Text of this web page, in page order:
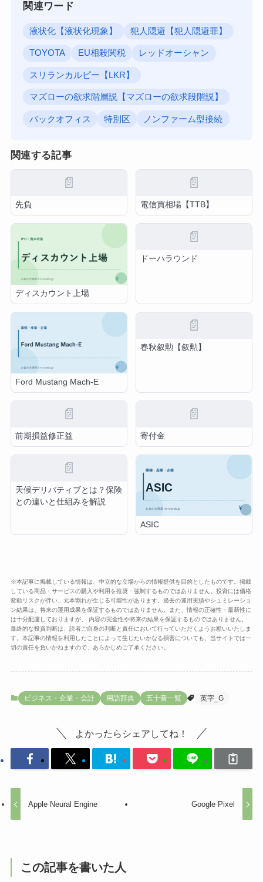
関連ワード
液状化【液状化現象】 犯人隠避【犯人隠避罪】
TOYOTA EU相殺関税 レッドオーシャン
スリランカルピー【LKR】
マズローの欲求階層説【マズローの欲求段階説】
バックオフィス 特別区 ノンファーム型接続
関連する記事
📄
先負
📄
電信買相場【TTB】
ディスカウント上場
📄
ドーハラウンド
Ford Mustang Mach-E
📄
春秋叙勲【叙勲】
📄
前期損益修正益
📄
寄付金
📄
天候デリバティブとは？保険
との違いと仕組みを解説
ASIC
※本記事に掲載している情報は、中立的な立場からの情報提供を目的としたものです。掲載
している商品・サービスの購入や利用を推奨・強制するものではありません。投資には価格
変動リスクが伴い、元本割れが生じる可能性があります。過去の運用実績やシュミレーショ
ン結果は、将来の運用成果を保証するものではありません。また、情報の正確性・最新性に
は十分配慮しておりますが、 内容の完全性や将来の結果を保証するものではありません。
最終的な投資判断は、読者ご自身の判断と責任において行っていただくようお願いいたしま
す。本記事の情報を利用したことによって生じたいかなる損害についても、当サイトでは一
切の責任を負いかねますので、あらかじめご了承ください。
ビジネス・企業・会計 用語辞典 五十音一覧 英字_G
よかったらシェアしてね！
Apple Neural Engine Google Pixel
この記事を書いた人